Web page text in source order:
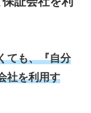
ても、『自分
社を利用す